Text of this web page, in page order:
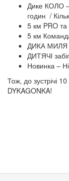
Дике КОЛО
годин /
5 км PRO
5 км
ДИКА МИЛЯ
ДИТЯЧІ
Новинка –
Тож, до зустрічі
DYKAGONKA!